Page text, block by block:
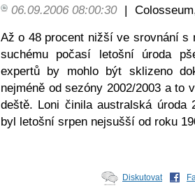
06.09.2006 08:00:30 |
Až o 48 procent nižší ve srovnání s
suchému počasí letošní úroda
expertů by mohlo být sklizeno
nejméně od sezóny 2002/2003 a to
deště. Loni činila australská úroda
byl letošní srpen nejsušší od roku
Diskutovat